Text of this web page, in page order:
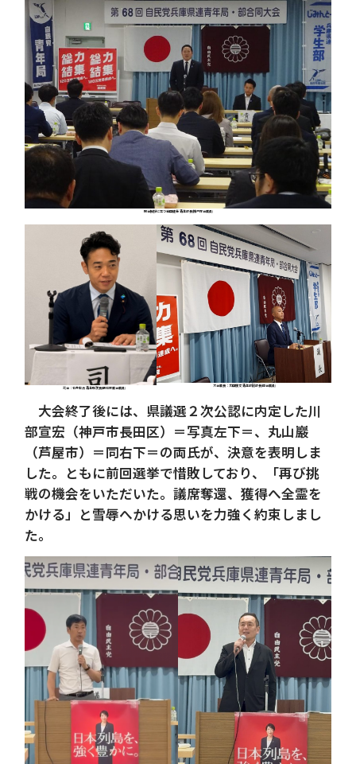
閉会挨拶に立つ吉田健吾 青年部長(神戸市会議員)
司会：石井宏法 青年局次長(明石市議会議員) 大会議長：太田康文 青年部副部長(県会議員)
大会終了後には、県議選２次公認に内定した川
部宣宏（神戸市長田区）＝写真左下＝、丸山巖
（芦屋市）＝同右下＝の両氏が、決意を表明しま
した。ともに前回選挙で惜敗しており、「再び挑
戦の機会をいただいた。議席奪還、獲得へ全霊を
かける」と雪辱へかける思いを力強く約束しまし
た。